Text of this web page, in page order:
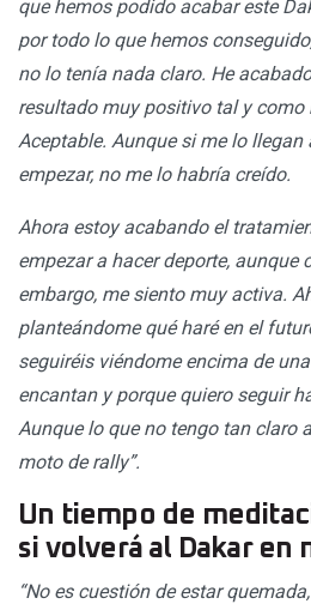
que hemos podido acabar este
por todo lo que hemos
no lo tenía nada claro. He
resultado muy positivo tal y como
Aceptable. Aunque si me lo llegan
empezar, no me lo habría creído.
Ahora estoy acabando el
empezar a hacer deporte, aunque
embargo, me siento muy activa.
planteándome qué haré en el
seguiréis viéndome encima de
encantan y porque quiero seguir
Aunque lo que no tengo tan claro
moto de rally”.
Un tiempo de
si volverá al Dakar en
“No es cuestión de estar